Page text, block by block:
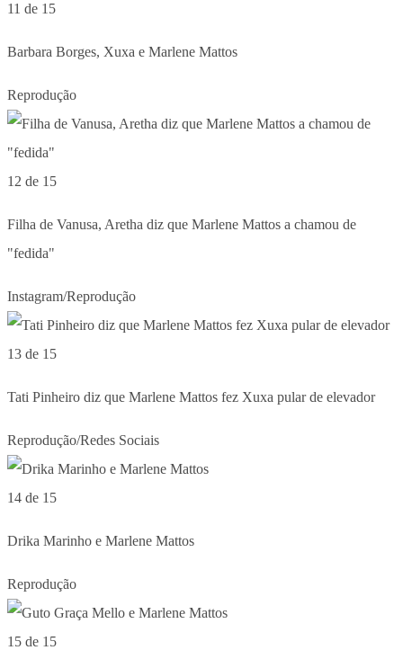
11 de 15
Barbara Borges, Xuxa e Marlene Mattos
Reprodução
12 de 15
Filha de Vanusa, Aretha diz que Marlene Mattos a chamou de
"fedida"
Instagram/Reprodução
13 de 15
Tati Pinheiro diz que Marlene Mattos fez Xuxa pular de elevador
Reprodução/Redes Sociais
14 de 15
Drika Marinho e Marlene Mattos
Reprodução
15 de 15